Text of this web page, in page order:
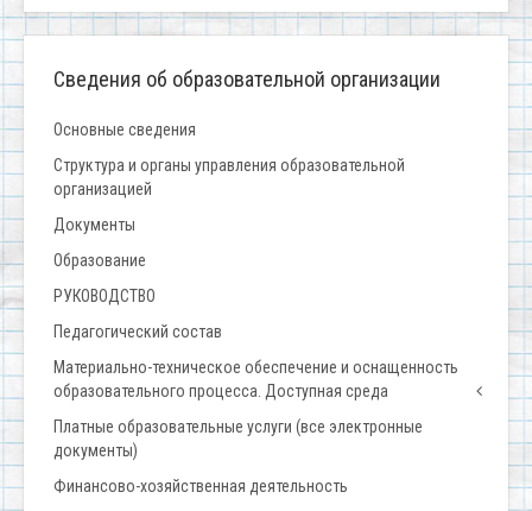
Сведения об образовательной организации
Основные сведения
Структура и органы управления образовательной
организацией
Документы
Образование
РУКОВОДСТВО
Педагогический состав
Материально-техническое обеспечение и оснащенность
образовательного процесса. Доступная среда
Платные образовательные услуги (все электронные
документы)
Финансово-хозяйственная деятельность